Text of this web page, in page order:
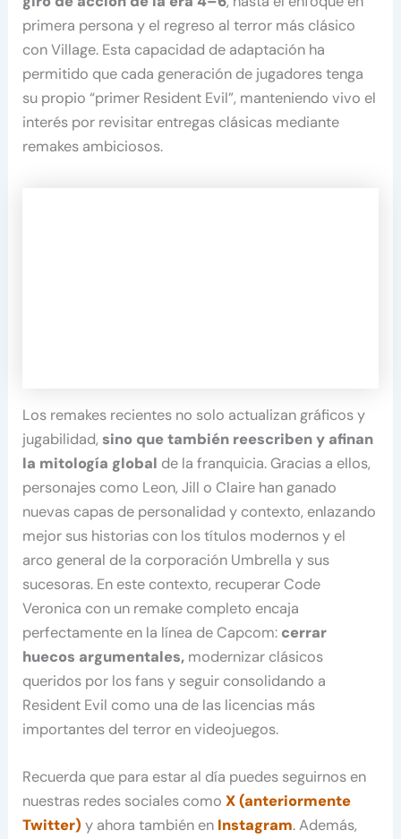
primera persona y el regreso al terror más clásico
con Village. Esta capacidad de adaptación ha
permitido que cada generación de jugadores tenga
su propio “primer Resident Evil”, manteniendo vivo el
interés por revisitar entregas clásicas mediante
remakes ambiciosos.
Los remakes recientes no solo actualizan gráficos y
jugabilidad,sino que también reescriben y afinan
la mitología global de la franquicia. Gracias a ellos,
personajes como Leon, Jill o Claire han ganado
nuevas capas de personalidad y contexto, enlazando
mejor sus historias con los títulos modernos y el
arco general de la corporación Umbrella y sus
sucesoras. En este contexto, recuperar Code
Veronica con un remake completo encaja
perfectamente en la línea de Capcom: cerrar
huecos argumentales, modernizar clásicos
queridos por los fans y seguir consolidando a
Resident Evil como una de las licencias más
importantes del terror en videojuegos.
Recuerda que para estar al día puedes seguirnos en
nuestras redes sociales comoX (anteriormente
Twitter) y ahora también en Instagram. Además,